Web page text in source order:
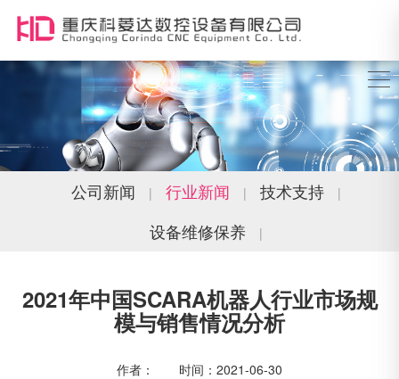
公司新闻 | 行业新闻 | 技术支持 |
设备维修保养 |
2021年中国SCARA机器人行业市场规
模与销售情况分析
作者： 时间：2021-06-30